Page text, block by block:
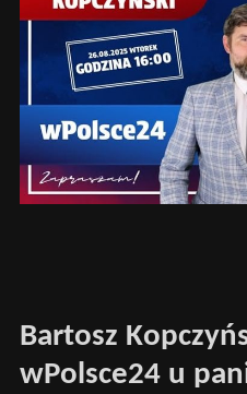
Bartosz
wPolsce24 u